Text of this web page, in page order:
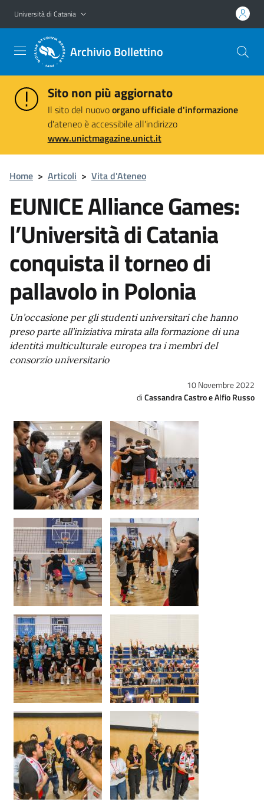
Vai al contenuto principale
Vai al menu di navigazione
Università di Catania
Archivio Bollettino
Sito non più aggiornato
Il sito del nuovoorgano ufficiale d'informazione
d'ateneo è accessibile all'indirizzo
www.unictmagazine.unict.it
Home > Articoli > Vita d'Ateneo
EUNICE Alliance Games:
l’Università di Catania
conquista il torneo di
pallavolo in Polonia
Un’occasione per gli studenti universitari che hanno
preso parte all’iniziativa mirata alla formazione di una
identità multiculturale europea tra i membri del
consorzio universitario
10 Novembre 2022
Cassandra Castro e Alfio Russo